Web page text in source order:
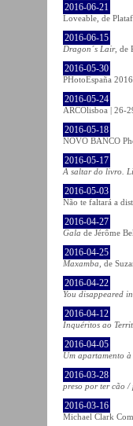
2016-06-21
Loveable, de
2016-06-15
Dragon´s Lair, de
2016-05-30
PHotoEspaña
2016-05-24
ARCOlisboa | 26-
2016-05-18
NOVO BANCO
2016-05-17
A saltar do livro.
2016-05-03
Não te faltará a
2016-04-27
Gala de Jérôme
2016-04-25
Maxamba , de
2016-04-22
You disappeared
2016-04-12
Inquéritos ao
2016-04-05
Um apartamento à
2016-03-28
preso por ter cão /
2016-03-16
Michael Clark